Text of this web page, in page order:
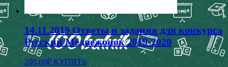
14.11.2019 Ответы и задания для конкурса
Русский Медвежонок 2019-2020
200.00₽ КУПИТЬ